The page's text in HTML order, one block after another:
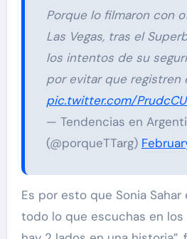
Porque lo filmaron con
Las Vegas, tras el
los intentos de su
por evitar que registren
pic.twitter.com/
— Tendencias en
(@porqueTTarg)
Es por esto que Sonia Sahar
todo lo que escuchas en los